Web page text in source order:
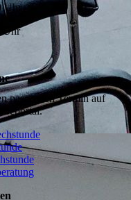
Uhr
Uhr
passenden Termin auf